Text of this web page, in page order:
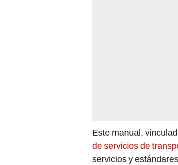
Este manual,
de servicios de
servicios y